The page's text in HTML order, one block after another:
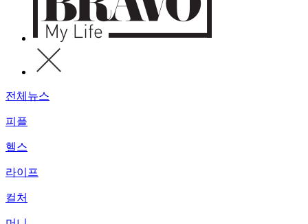
전체뉴스
피플
헬스
라이프
컬처